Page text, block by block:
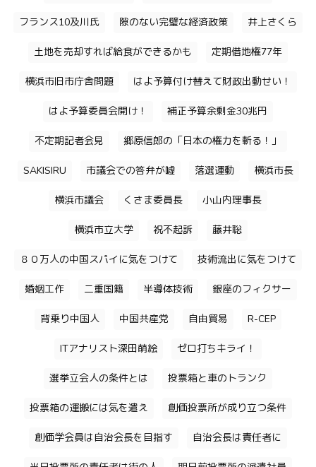
フランス10及川氏 隙のない完璧な経済政策 井上さくら
土地を売却すれば給食ができるかも 定期借地権77年
横浜市旧市庁舎問題 はよ予算付け替えて財政出動せい！
はよ予算委員会開け！ 補正予算余剰金30兆円
不定期記者会見 郷原信郎の「日本の権力を斬る！」
SAKISIRU 市議会での答弁が嘘 落選運動 横浜市長
横浜市議会 くさま委員長 小山内理事長
横浜市立大学 祝不起訴 藤井聡
８０万人の中国スパイに気をつけて 技術流出に気をつけて
婚姻工作 二重国籍 半導体技術 銀座のフィクサー
背乗り中国人 中国共産党 自由貿易 R-CEP
ITアナリスト深田萌絵 ゼロ打ちキライ！
選挙立会人の条件とは 投票箱と車のトランク
投票箱の運搬には気を遣え 創価投票所が成り立つ条件
創価学会員は自治会長を目指す 自治会長は責任者に